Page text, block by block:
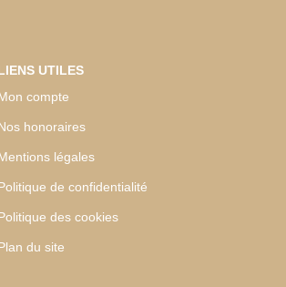
UTILES
compte
honoraires
légales
de confidentialité
des cookies
du site